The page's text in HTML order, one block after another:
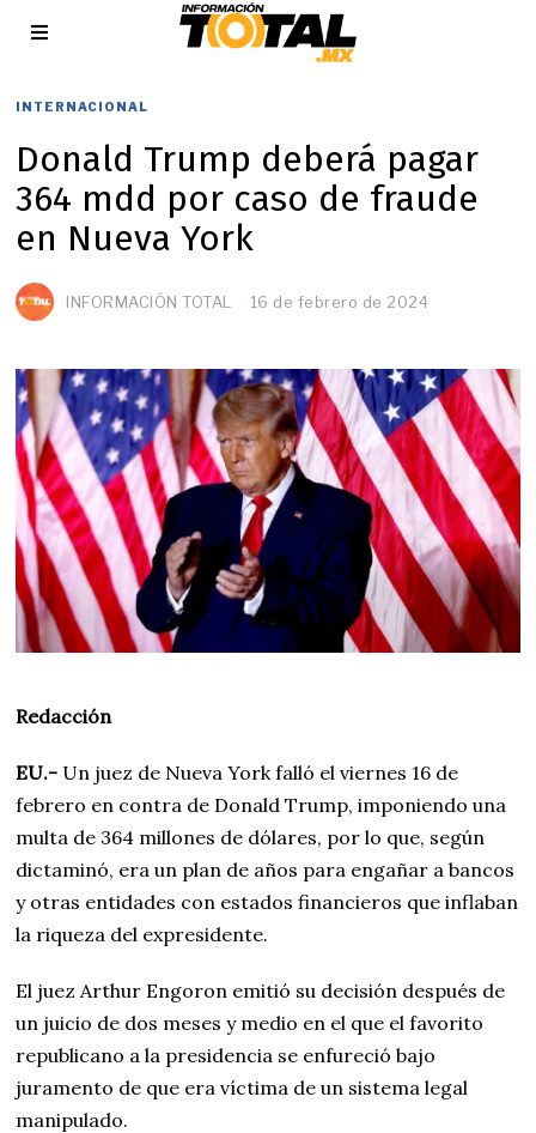
INTERNACIONAL
Donald Trump deberá pagar
364 mdd por caso de fraude
en Nueva York
INFORMACIÓN TOTAL 16 de febrero de 2024
e
f
e
r
e
o
d
e
2
0
4
Redacción
EU.- Un juez de Nueva York falló el viernes 16 de
febrero en contra de Donald Trump, imponiendo una
multa de 364 millones de dólares, por lo que, según
dictaminó, era un plan de años para engañar a bancos
y otras entidades con estados financieros que inflaban
la riqueza del expresidente.
El juez Arthur Engoron emitió su decisión después de
un juicio de dos meses y medio en el que el favorito
republicano a la presidencia se enfureció bajo
juramento de que era víctima de un sistema legal
manipulado.